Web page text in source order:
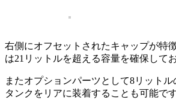
右側にオフセットされたキャップが特
は21リットルを超える容量を確保して
またオプションパーツとして8リット
タンクをリアに装着することも可能です